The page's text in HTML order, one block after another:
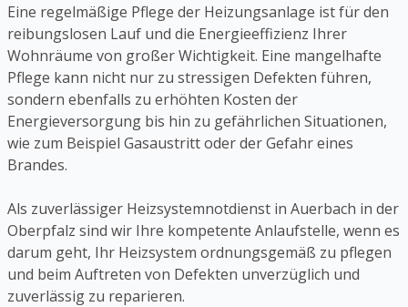
Eine regelmäßige Pflege der Heizungsanlage ist für den
reibungslosen Lauf und die Energieeffizienz Ihrer
Wohnräume von großer Wichtigkeit. Eine mangelhafte
Pflege kann nicht nur zu stressigen Defekten führen,
sondern ebenfalls zu erhöhten Kosten der
Energieversorgung bis hin zu gefährlichen Situationen,
wie zum Beispiel Gasaustritt oder der Gefahr eines
Brandes.
Als zuverlässiger Heizsystemnotdienst in Auerbach in der
Oberpfalz sind wir Ihre kompetente Anlaufstelle, wenn es
darum geht, Ihr Heizsystem ordnungsgemäß zu pflegen
und beim Auftreten von Defekten unverzüglich und
zuverlässig zu reparieren.